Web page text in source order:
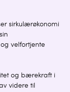
sirkulærøkonomi
velfortjente
og bærekraft i
videre til